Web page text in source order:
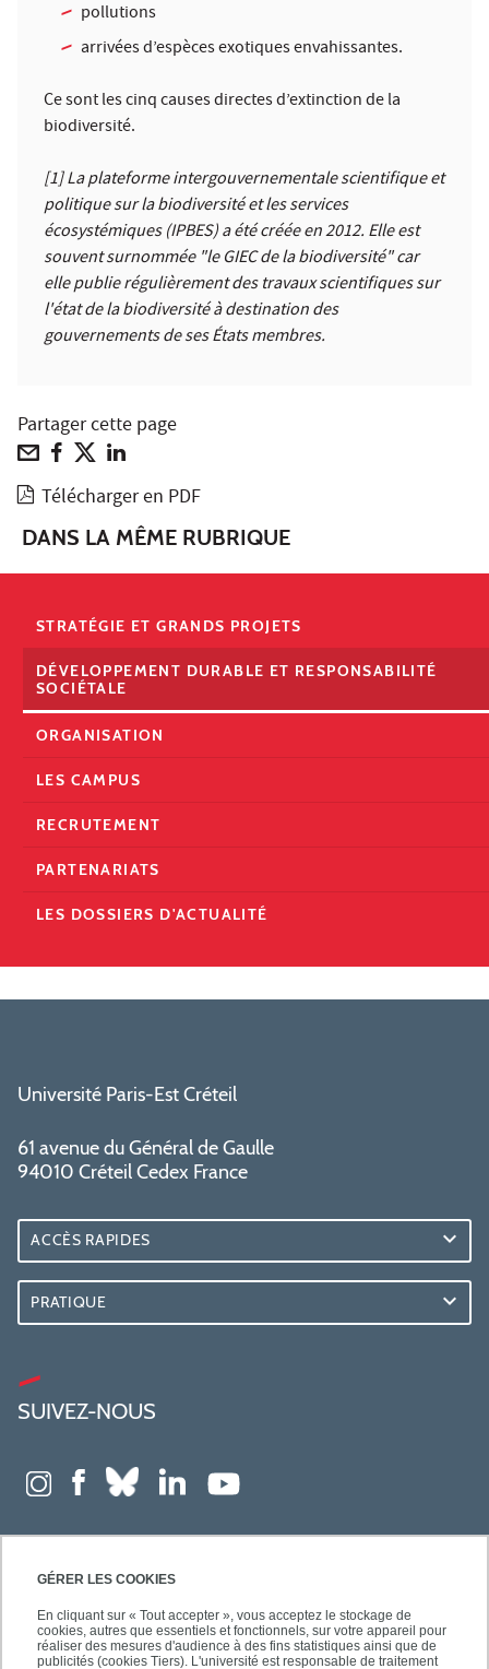
GÉRER LES COOKIES
En cliquant sur « Tout accepter », vous acceptez le stockage de
cookies, autres que essentiels et fonctionnels, sur votre appareil pour
réaliser des mesures d'audience à des fins statistiques ainsi que de
publicités (cookies Tiers). L'université est responsable de traitement
pollutions
arrivées d’espèces exotiques envahissantes.
Ce sont les cinq causes directes d’extinction de la
biodiversité.
[1] La plateforme intergouvernementale scientifique et
politique sur la biodiversité et les services
écosystémiques (IPBES) a été créée en 2012. Elle est
souvent surnommée "le GIEC de la biodiversité" car
elle publie régulièrement des travaux scientifiques sur
l'état de la biodiversité à destination des
gouvernements de ses États membres.
Partager cette page
Télécharger en PDF
DANS LA MÊME RUBRIQUE
STRATÉGIE ET GRANDS PROJETS
DÉVELOPPEMENT DURABLE ET RESPONSABILITÉ
SOCIÉTALE
ORGANISATION
LES CAMPUS
RECRUTEMENT
PARTENARIATS
LES DOSSIERS D'ACTUALITÉ
Université Paris-Est Créteil
61 avenue du Général de Gaulle
94010 Créteil Cedex France
ACCÈS RAPIDES
PRATIQUE
SUIVEZ-NOUS